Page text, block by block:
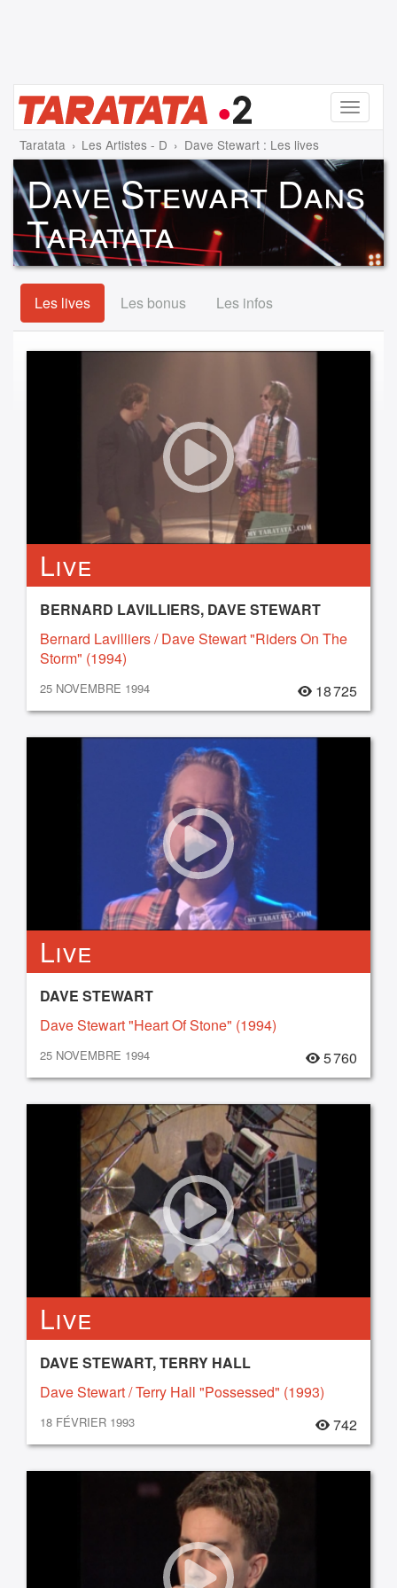
Menu
Taratata Les Artistes - D Dave Stewart : Les lives
Dave Stewart Dans
Taratata
Les lives Les bonus Les infos
Live
BERNARD LAVILLIERS, DAVE STEWART
Bernard Lavilliers / Dave Stewart "Riders On The
Storm" (1994)
25 NOVEMBRE 1994 18 725
Live
DAVE STEWART
Dave Stewart "Heart Of Stone" (1994)
25 NOVEMBRE 1994 5 760
Live
DAVE STEWART, TERRY HALL
Dave Stewart / Terry Hall "Possessed" (1993)
18 FÉVRIER 1993 742